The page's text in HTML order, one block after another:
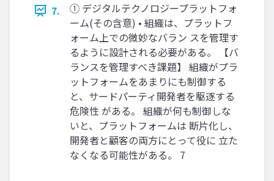
7.
① デジタルテクノロジープラットフォ
ーム(その含意) • 組織は、プラットフ
ォーム上での微妙なバラン スを管理す
るように設計される必要がある。 【バ
ランスを管理すべき課題】 組織がプラ
ットフォームをあまりにも制御する
と、サードパーティ開発者を駆逐する
危険性 がある。 組織が何も制御しな
いと、プラットフォームは 断片化し、
開発者と顧客の両方にとって役に 立た
なくなる可能性がある。 7